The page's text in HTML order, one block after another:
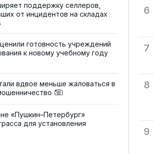
поддержку селлеров,
от инцидентов на складах
готовность учреждений
к новому учебному году
вдвое меньше жаловаться в
«Пушкин–Петербург»
для установления
6
7
8
9